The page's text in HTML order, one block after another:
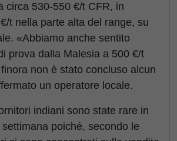
circa 530-550 €/t CFR, in
t nella parte alta del range, su
«Abbiamo anche sentito
prova dalla Malesia a 500 €/t
non è stato concluso alcun
un operatore locale.
indiani sono state rare in
settimana poiché, secondo le